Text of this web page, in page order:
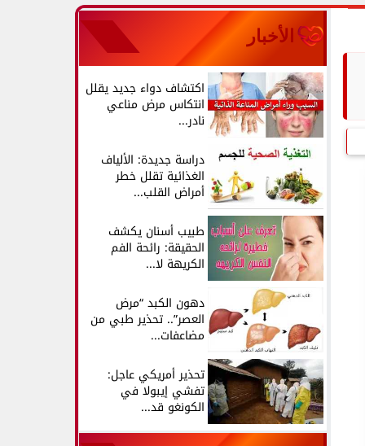
الأخبار
اكتشاف دواء جديد يقلل
انتكاس مرض مناعي
نادر...
دراسة جديدة: الألياف
الغذائية تقلل خطر
أمراض القلب...
طبيب أسنان يكشف
الحقيقة: رائحة الفم
الكريهة لا...
دهون الكبد “مرض
العصر”.. تحذير طبي من
مضاعفات...
تحذير أمريكي عاجل:
تفشي إيبولا في
الكونغو قد...